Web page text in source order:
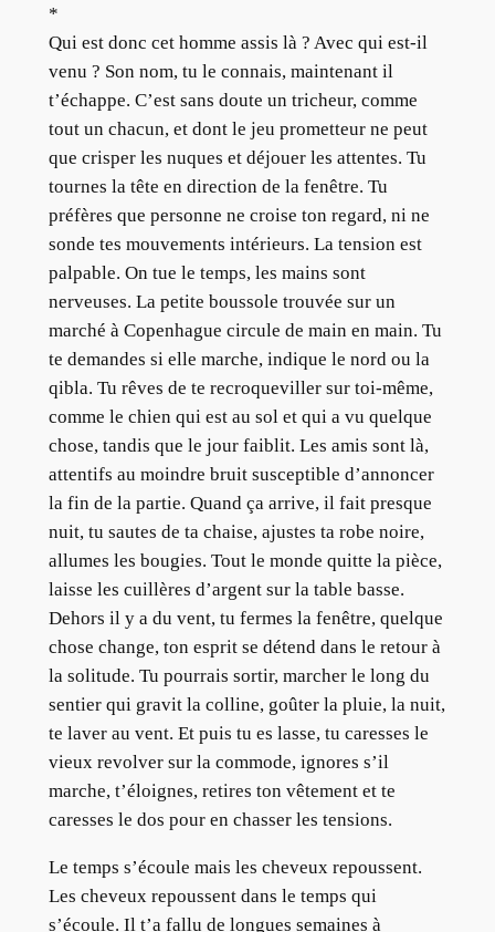
*
Qui est donc cet homme assis là ? Avec qui est-il
venu ? Son nom, tu le connais, maintenant il
t’échappe. C’est sans doute un tricheur, comme
tout un chacun, et dont le jeu prometteur ne peut
que crisper les nuques et déjouer les attentes. Tu
tournes la tête en direction de la fenêtre. Tu
préfères que personne ne croise ton regard, ni ne
sonde tes mouvements intérieurs. La tension est
palpable. On tue le temps, les mains sont
nerveuses. La petite boussole trouvée sur un
marché à Copenhague circule de main en main. Tu
te demandes si elle marche, indique le nord ou la
qibla. Tu rêves de te recroqueviller sur toi-même,
comme le chien qui est au sol et qui a vu quelque
chose, tandis que le jour faiblit. Les amis sont là,
attentifs au moindre bruit susceptible d’annoncer
la fin de la partie. Quand ça arrive, il fait presque
nuit, tu sautes de ta chaise, ajustes ta robe noire,
allumes les bougies. Tout le monde quitte la pièce,
laisse les cuillères d’argent sur la table basse.
Dehors il y a du vent, tu fermes la fenêtre, quelque
chose change, ton esprit se détend dans le retour à
la solitude. Tu pourrais sortir, marcher le long du
sentier qui gravit la colline, goûter la pluie, la nuit,
te laver au vent. Et puis tu es lasse, tu caresses le
vieux revolver sur la commode, ignores s’il
marche, t’éloignes, retires ton vêtement et te
caresses le dos pour en chasser les tensions.
Le temps s’écoule mais les cheveux repoussent.
Les cheveux repoussent dans le temps qui
s’écoule. Il t’a fallu de longues semaines à